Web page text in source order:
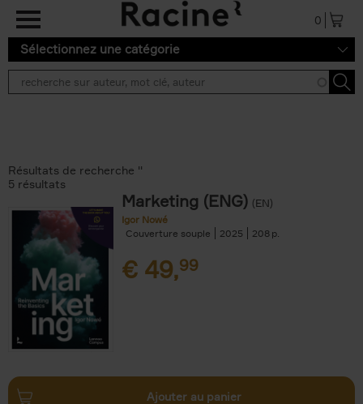
Aller au contenu principal
0
Sélectionnez une catégorie
Résultats de recherche ''
5 résultats
Marketing (ENG) (EN)
Igor Nowé
Couverture souple
2025 208
€ 49,99
Ajouter au panier